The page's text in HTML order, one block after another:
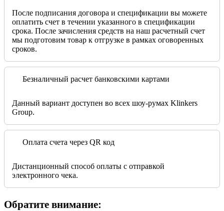
После подписания договора и спецификации вы можете
оплатить счет в течении указанного в спецификации
срока. После зачисления средств на наш расчетный счет
мы подготовим товар к отгрузке в рамках оговоренных
сроков.
Безналичный расчет банковскими картами
Данный вариант доступен во всех шоу-румах Klinkers
Group.
Оплата счета через QR код
Дистанционный способ оплаты с отправкой
электронного чека.
Обратите внимание: